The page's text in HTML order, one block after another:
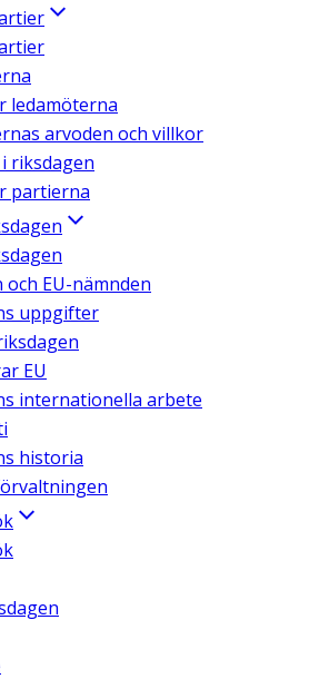
ledamöterna
arvoden och villkor
riksdagen
partierna
EU-nämnden
uppgifter
EU
internationella arbete
historia